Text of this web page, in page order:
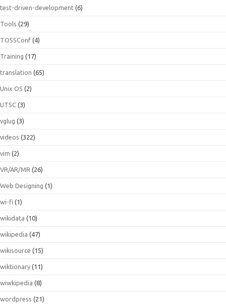
test-driven-development (6)
Tools (29)
TOSSConf (4)
Training (17)
translation (65)
Unix OS (2)
UTSC (3)
vglug (3)
videos (322)
vim (2)
VR/AR/MR (26)
Web Designing (1)
wi-fi (1)
wikidata (10)
wikipedia (47)
wikisource (15)
wiktionary (11)
wiwkipedia (8)
wordpress (21)